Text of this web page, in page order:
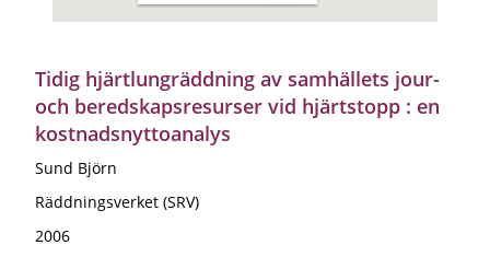
Tidig hjärtlungräddning av samhällets jour-
och beredskapsresurser vid hjärtstopp : en
kostnadsnyttoanalys
Sund Björn
Räddningsverket (SRV)
2006